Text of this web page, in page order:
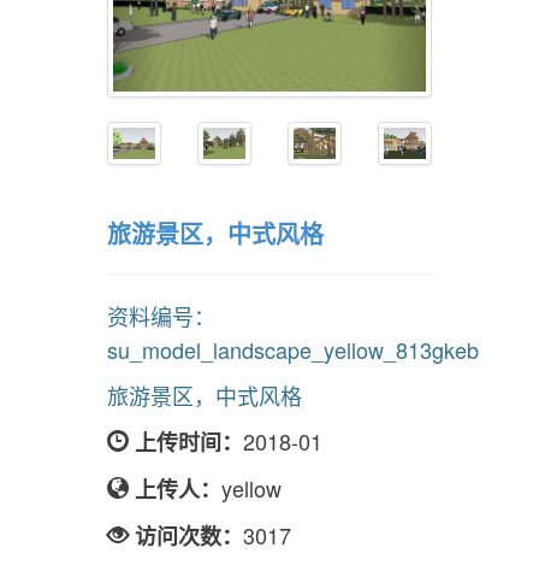
旅游景区，中式风格
资料编号：
su_model_landscape_yellow_813gkeb
旅游景区，中式风格
上传时间： 2018-01
上传人： yellow
访问次数： 3017